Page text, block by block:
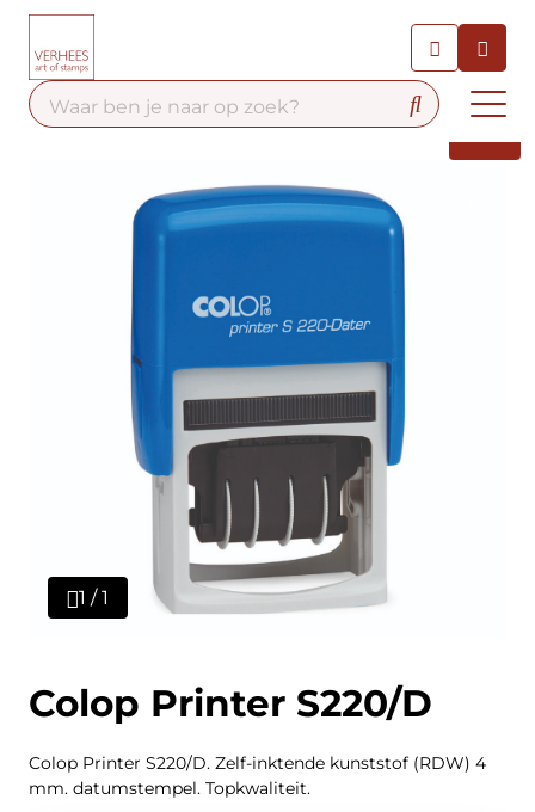
Contact
1 / 1
Colop Printer S220/D
Colop Printer S220/D. Zelf-inktende kunststof (RDW) 4
mm. datumstempel. Topkwaliteit.